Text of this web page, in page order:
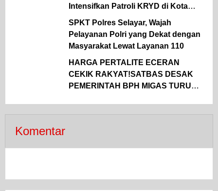
Intensifkan Patroli KRYD di Kota
Medan
SPKT Polres Selayar, Wajah
Pelayanan Polri yang Dekat dengan
Masyarakat Lewat Layanan 110
HARGA PERTALITE ECERAN
CEKIK RAKYAT!SATBAS DESAK
PEMERINTAH BPH MIGAS TURUN
Komentar